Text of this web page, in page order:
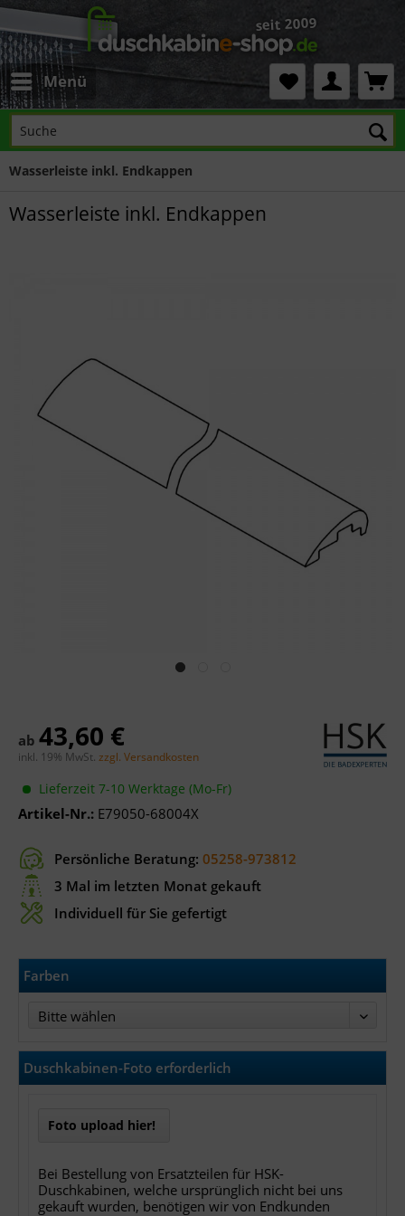
Menü
Wasserleiste inkl. Endkappen
Wasserleiste inkl. Endkappen
ab 43,60 €
inkl. 19% MwSt. zzgl. Versandkosten
Lieferzeit 7-10 Werktage (Mo-Fr)
Artikel-Nr.: E79050-68004X
Persönliche Beratung: 05258-973812
3 Mal im letzten Monat gekauft
Individuell für Sie gefertigt
Farben
Duschkabinen-Foto erforderlich
Foto upload hier!
Bei Bestellung von Ersatzteilen für HSK-
Duschkabinen, welche ursprünglich nicht bei uns
gekauft wurden, benötigen wir von Endkunden